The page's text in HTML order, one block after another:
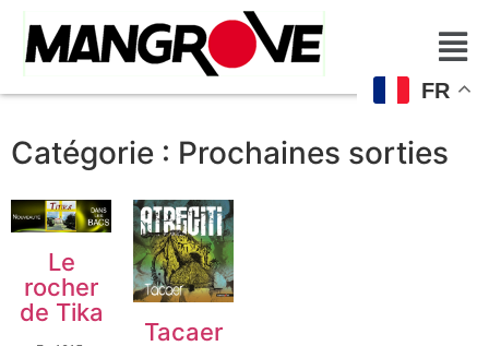
Catégorie : Prochaines sorties
Le
rocher
de Tika
Tacaer
FR